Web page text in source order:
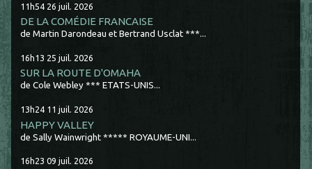
11h54 26 juil. 2026
DE LA COMÉDIE FRANCAISE
de Martin Darondeau et Bertrand Usclat ***...
16h13 25 juil. 2026
SUR LA ROUTE D'OMAHA
de Cole Webley *** ETATS-UNIS...
13h24 11 juil. 2026
HAPPY VALLEY
de Sally Wainwright ***** ROYAUME-UNI...
16h23 09 juil. 2026